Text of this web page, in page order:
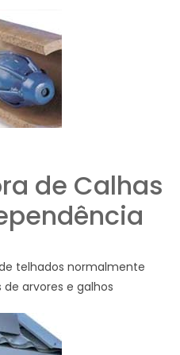
de Calhas
telhados normalmente
arvores e galhos